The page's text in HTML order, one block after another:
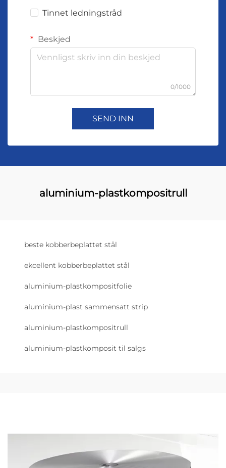
Tinnet ledningstråd
Beskjed
0/1000
SEND INN
aluminium-plastkompositrull
beste kobberbeplattet stål
ekcellent kobberbeplattet stål
aluminium-plastkompositfolie
aluminium-plast sammensatt strip
aluminium-plastkompositrull
aluminium-plastkomposit til salgs